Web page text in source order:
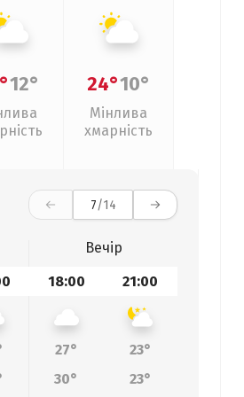
12° 24°10°
Мінлива
хмарність
7/14
Вечір
18:00 21:00
27°
23°
30° 23°